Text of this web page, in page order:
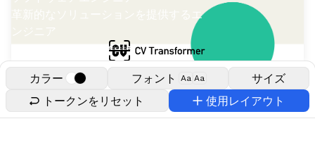
革新的なソリューションを提供するエ
カラー フォント Aa Aa
サイズ
トークンをリセット
使用レイアウト